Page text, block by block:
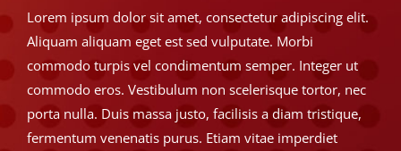
Lorem ipsum dolor sit amet, consectetur adipiscing elit.
Aliquam aliquam eget est sed vulputate. Morbi
commodo turpis vel condimentum semper. Integer ut
commodo eros. Vestibulum non scelerisque tortor, nec
porta nulla. Duis massa justo, facilisis a diam tristique,
fermentum venenatis purus. Etiam vitae imperdiet